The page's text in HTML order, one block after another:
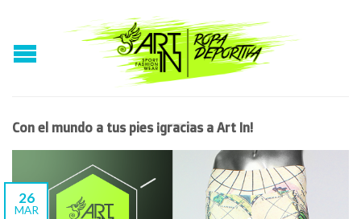
Con el mundo a tus pies ¡gracias a Art In!
26
MAR